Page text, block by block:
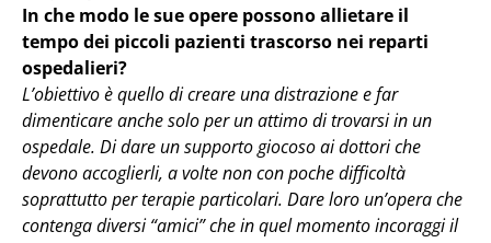
In che modo le sue opere possono allietare il
tempo dei piccoli pazienti trascorso nei reparti
ospedalieri?
L’obiettivo è quello di creare una distrazione e far
dimenticare anche solo per un attimo di trovarsi in un
ospedale. Di dare un supporto giocoso ai dottori che
devono accoglierli, a volte non con poche difficoltà
soprattutto per terapie particolari. Dare loro un’opera che
contenga diversi “amici” che in quel momento incoraggi il